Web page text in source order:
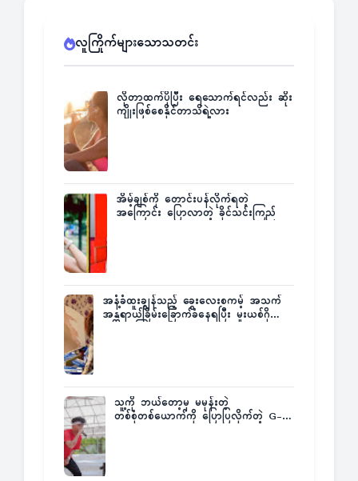
လူကြိုက်များသောသတင်း
လိုတာထက်ပိုပြီး ရေသောက်ရင်လည်း ဆိုး
ကျိုးဖြစ်စေနိုင်တာသိရဲ့လား
အိမ့်ချစ်ကို တောင်းပန်လိုက်ရတဲ့
အကြောင်း ပြောလာတဲ့ ခိုင်သင်းကြည်
အနံ့ခံထူးချွန်သည့် ခွေးလေးစကမ့် အသက်
အန္တရာယ်ခြိမ်းခြောက်ခံနေရပြီး မူးယစ်ဂိုဏ်း
သူ့ကို ဘယ်တော့မှ မမုန်းတဲ့
တစ်စုံတစ်ယောက်ကို ပြောပြလိုက်တဲ့ G-